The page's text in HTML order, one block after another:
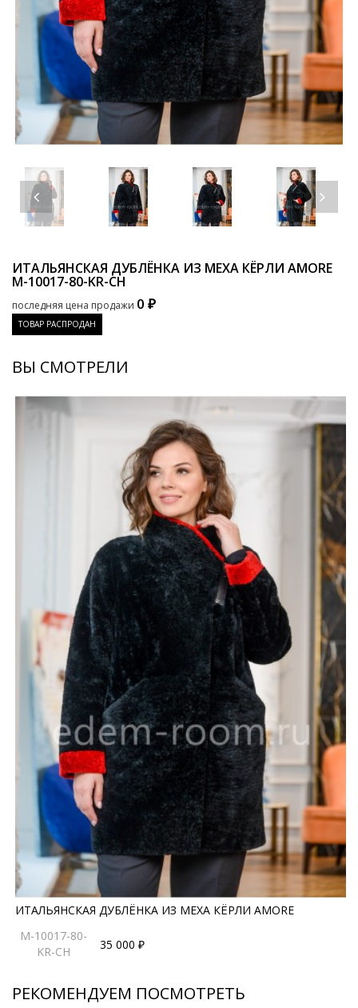
ИТАЛЬЯНСКАЯ ДУБЛЁНКА ИЗ МЕХА КЁРЛИ AMORE
M-10017-80-KR-CH
последняя цена продажи 0 ₽
ТОВАР РАСПРОДАН
ВЫ СМОТРЕЛИ
ИТАЛЬЯНСКАЯ ДУБЛЁНКА ИЗ МЕХА КЁРЛИ AMORE
M-10017-80-
KR-CH
35 000 ₽
РЕКОМЕНДУЕМ ПОСМОТРЕТЬ